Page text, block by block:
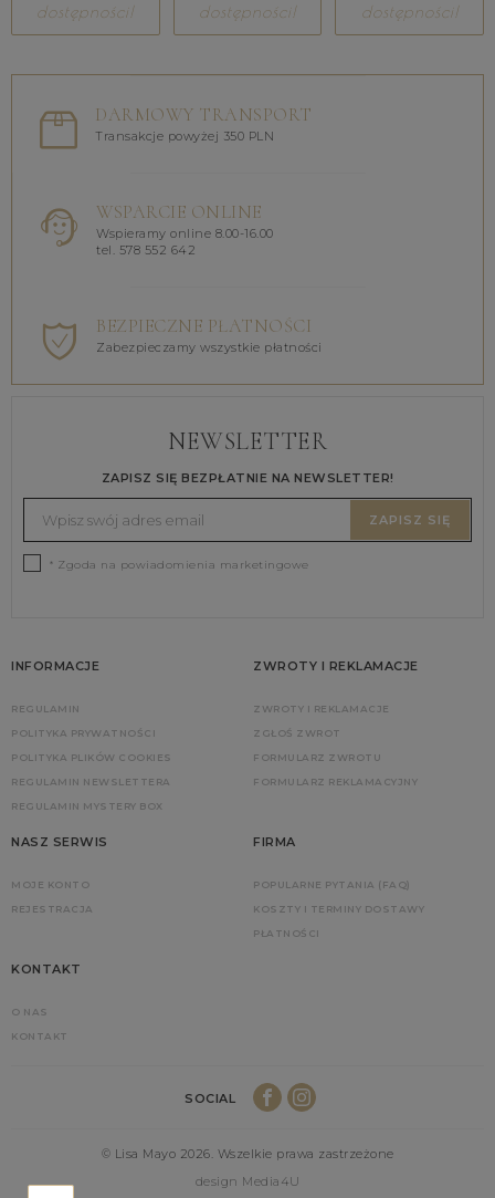
dostępności!
dostępności!
dostępności!
DARMOWY TRANSPORT
Transakcje powyżej 350 PLN
WSPARCIE ONLINE
Wspieramy online 8.00-16.00
tel. 578 552 642
BEZPIECZNE PŁATNOŚCI
Zabezpieczamy wszystkie płatności
NEWSLETTER
ZAPISZ SIĘ BEZPŁATNIE NA NEWSLETTER!
ZAPISZ SIĘ
* Zgoda na powiadomienia marketingowe
INFORMACJE
REGULAMIN
POLITYKA PRYWATNOŚCI
POLITYKA PLIKÓW COOKIES
REGULAMIN NEWSLETTERA
REGULAMIN MYSTERY BOX
ZWROTY I REKLAMACJE
ZWROTY I REKLAMACJE
ZGŁOŚ ZWROT
FORMULARZ ZWROTU
FORMULARZ REKLAMACYJNY
NASZ SERWIS
MOJE KONTO
REJESTRACJA
FIRMA
POPULARNE PYTANIA (FAQ)
KOSZTY I TERMINY DOSTAWY
PŁATNOŚCI
KONTAKT
O NAS
KONTAKT
SOCIAL
© Lisa Mayo 2026. Wszelkie prawa zastrzeżone
design Media4U